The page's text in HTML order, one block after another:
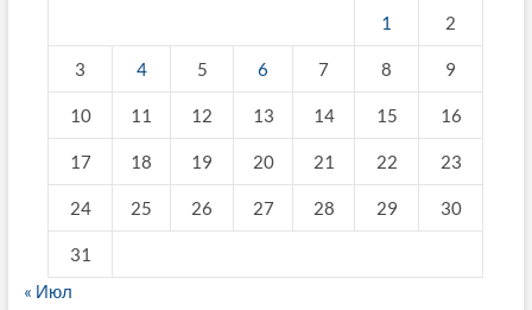
1 2
3 4 5 6 7 8 9
10 11 12 13 14 15 16
17 18 19 20 21 22 23
24 25 26 27 28 29 30
31
« Июл